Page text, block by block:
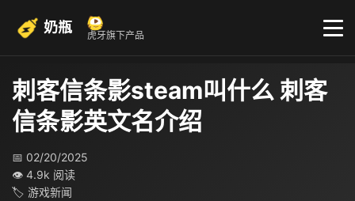
奶瓶 虎牙旗下产品
刺客信条影steam叫什么 刺客
信条影英文名介绍
📅 02/20/2025
👁 4.9k 阅读
🏷 游戏新闻